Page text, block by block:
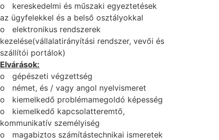
o kereskedelmi és műszaki egyeztetések
az ügyfelekkel és a belső osztályokkal
o elektronikus rendszerek
kezelése(vállalatirányítási rendszer, vevői és
szállítói portálok)
Elvárások:
o gépészeti végzettség
o német, és / vagy angol nyelvismeret
o kiemelkedő problémamegoldó képesség
o kiemelkedő kapcsolatteremtő,
kommunikatív személyiség
o magabiztos számítástechnikai ismeretek